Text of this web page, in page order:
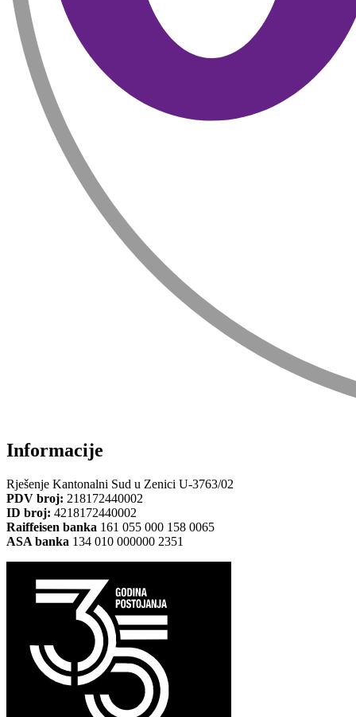
Informacije
Rješenje Kantonalni Sud u Zenici U-3763/02
PDV broj: 218172440002
ID broj: 4218172440002
Raiffeisen banka 161 055 000 158 0065
ASA banka 134 010 000000 2351